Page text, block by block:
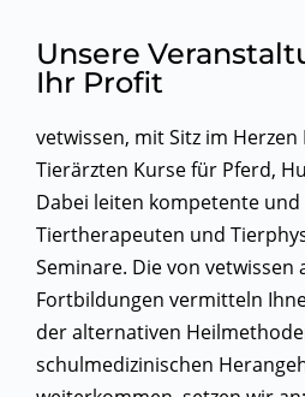
Unsere
Ihr Profit
vetwissen, mit Sitz im
Tierärzten Kurse für Pferd,
Dabei leiten kompetente
Tiertherapeuten und
Seminare. Die von vetwissen
Fortbildungen vermitteln
der alternativen
schulmedizinischen